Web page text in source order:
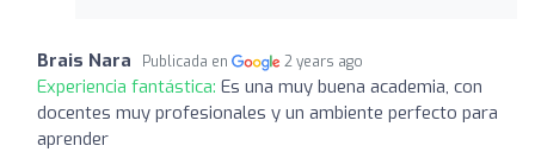
Brais Nara Publicada en 2 years ago
Experiencia fantástica: Es una muy buena academia, con
docentes muy profesionales y un ambiente perfecto para
aprender